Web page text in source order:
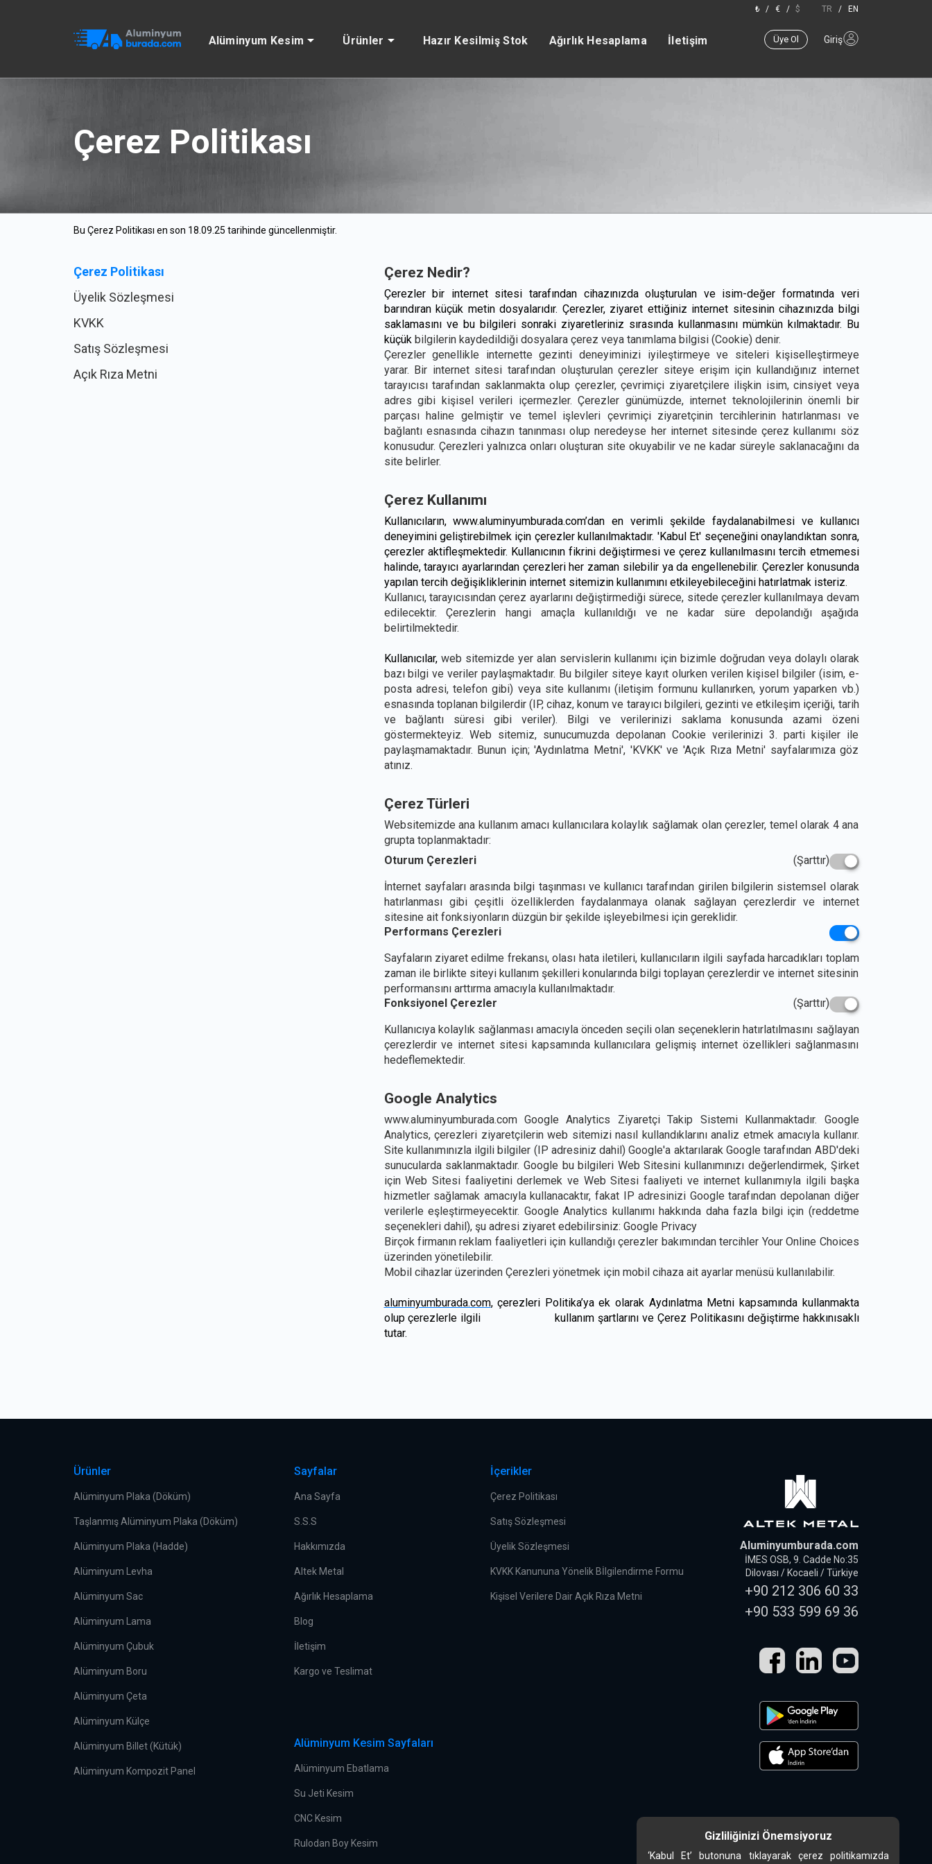
₺ / € / $ TR / EN
Alüminyum Kesim Ürünler Hazır Kesilmiş Stok Ağırlık Hesaplama İletişim Üye Ol Giriş
Çerez Politikası
Bu Çerez Politikası en son 18.09.25 tarihinde güncellenmiştir.
Çerez Politikası
Üyelik Sözleşmesi
KVKK
Satış Sözleşmesi
Açık Rıza Metni
Çerez Nedir?
Çerezler bir internet sitesi tarafından cihazınızda oluşturulan ve isim-değer formatında veri
barındıran küçük metin dosyalarıdır. Çerezler, ziyaret ettiğiniz internet sitesinin cihazınızda bilgi
saklamasını ve bu bilgileri sonraki ziyaretleriniz sırasında kullanmasını mümkün kılmaktadır. Bu
küçük bilgilerin kaydedildiği dosyalara çerez veya tanımlama bilgisi (Cookie) denir.
Çerezler genellikle internette gezinti deneyiminizi iyileştirmeye ve siteleri kişiselleştirmeye
yarar. Bir internet sitesi tarafından oluşturulan çerezler siteye erişim için kullandığınız internet
tarayıcısı tarafından saklanmakta olup çerezler, çevrimiçi ziyaretçilere ilişkin isim, cinsiyet veya
adres gibi kişisel verileri içermezler. Çerezler günümüzde, internet teknolojilerinin önemli bir
parçası haline gelmiştir ve temel işlevleri çevrimiçi ziyaretçinin tercihlerinin hatırlanması ve
bağlantı esnasında cihazın tanınması olup neredeyse her internet sitesinde çerez kullanımı söz
konusudur. Çerezleri yalnızca onları oluşturan site okuyabilir ve ne kadar süreyle saklanacağını da
site belirler.
Çerez Kullanımı
Kullanıcıların, www.aluminyumburada.com’dan en verimli şekilde faydalanabilmesi ve kullanıcı
deneyimini geliştirebilmek için çerezler kullanılmaktadır. 'Kabul Et' seçeneğini onaylandıktan sonra,
çerezler aktifleşmektedir. Kullanıcının fikrini değiştirmesi ve çerez kullanılmasını tercih etmemesi
halinde, tarayıcı ayarlarından çerezleri her zaman silebilir ya da engellenebilir. Çerezler konusunda
yapılan tercih değişikliklerinin internet sitemizin kullanımını etkileyebileceğini hatırlatmak isteriz.
Kullanıcı, tarayıcısından çerez ayarlarını değiştirmediği sürece, sitede çerezler kullanılmaya devam
edilecektir. Çerezlerin hangi amaçla kullanıldığı ve ne kadar süre depolandığı aşağıda
belirtilmektedir.
Kullanıcılar, web sitemizde yer alan servislerin kullanımı için bizimle doğrudan veya dolaylı olarak
bazı bilgi ve veriler paylaşmaktadır. Bu bilgiler siteye kayıt olurken verilen kişisel bilgiler (isim, e-
posta adresi, telefon gibi) veya site kullanımı (iletişim formunu kullanırken, yorum yaparken vb.)
esnasında toplanan bilgilerdir (IP, cihaz, konum ve tarayıcı bilgileri, gezinti ve etkileşim içeriği, tarih
ve bağlantı süresi gibi veriler). Bilgi ve verilerinizi saklama konusunda azami özeni
göstermekteyiz. Web sitemiz, sunucumuzda depolanan Cookie verilerinizi 3. parti kişiler ile
paylaşmamaktadır. Bunun için; 'Aydınlatma Metni', 'KVKK' ve 'Açık Rıza Metni' sayfalarımıza göz
atınız.
Çerez Türleri
Websitemizde ana kullanım amacı kullanıcılara kolaylık sağlamak olan çerezler, temel olarak 4 ana
grupta toplanmaktadır:
Oturum Çerezleri
(Şarttır)
İnternet sayfaları arasında bilgi taşınması ve kullanıcı tarafından girilen bilgilerin sistemsel olarak
hatırlanması gibi çeşitli özelliklerden faydalanmaya olanak sağlayan çerezlerdir ve internet
sitesine ait fonksiyonların düzgün bir şekilde işleyebilmesi için gereklidir.
Performans Çerezleri
Sayfaların ziyaret edilme frekansı, olası hata iletileri, kullanıcıların ilgili sayfada harcadıkları toplam
zaman ile birlikte siteyi kullanım şekilleri konularında bilgi toplayan çerezlerdir ve internet sitesinin
performansını arttırma amacıyla kullanılmaktadır.
Fonksiyonel Çerezler
(Şarttır)
Kullanıcıya kolaylık sağlanması amacıyla önceden seçili olan seçeneklerin hatırlatılmasını sağlayan
çerezlerdir ve internet sitesi kapsamında kullanıcılara gelişmiş internet özellikleri sağlanmasını
hedeflemektedir.
Google Analytics
www.aluminyumburada.com Google Analytics Ziyaretçi Takip Sistemi Kullanmaktadır. Google
Analytics, çerezleri ziyaretçilerin web sitemizi nasıl kullandıklarını analiz etmek amacıyla kullanır.
Site kullanımınızla ilgili bilgiler (IP adresiniz dahil) Google'a aktarılarak Google tarafından ABD'deki
sunucularda saklanmaktadır. Google bu bilgileri Web Sitesini kullanımınızı değerlendirmek, Şirket
için Web Sitesi faaliyetini derlemek ve Web Sitesi faaliyeti ve internet kullanımıyla ilgili başka
hizmetler sağlamak amacıyla kullanacaktır, fakat IP adresinizi Google tarafından depolanan diğer
verilerle eşleştirmeyecektir. Google Analytics kullanımı hakkında daha fazla bilgi için (reddetme
seçenekleri dahil), şu adresi ziyaret edebilirsiniz: Google Privacy
Birçok firmanın reklam faaliyetleri için kullandığı çerezler bakımından tercihler Your Online Choices
üzerinden yönetilebilir.
Mobil cihazlar üzerinden Çerezleri yönetmek için mobil cihaza ait ayarlar menüsü kullanılabilir.
aluminyumburada.com,çerezleri Politika’ya ek olarak Aydınlatma Metni kapsamında kullanmakta
olup çerezlerle ilgili kullanım şartlarını ve Çerez Politikasını değiştirme hakkınısaklı
tutar.
Ürünler
Alüminyum Plaka (Döküm)
Taşlanmış Alüminyum Plaka (Döküm)
Alüminyum Plaka (Hadde)
Alüminyum Levha
Alüminyum Sac
Alüminyum Lama
Alüminyum Çubuk
Alüminyum Boru
Alüminyum Çeta
Alüminyum Külçe
Alüminyum Billet (Kütük)
Alüminyum Kompozit Panel
Sayfalar
Ana Sayfa
S.S.S
Hakkımızda
Altek Metal
Ağırlık Hesaplama
Blog
İletişim
Kargo ve Teslimat
Alüminyum Kesim Sayfaları
Alüminyum Ebatlama
Su Jeti Kesim
CNC Kesim
Rulodan Boy Kesim
İçerikler
Çerez Politikası
Satış Sözleşmesi
Üyelik Sözleşmesi
KVKK Kanununa Yönelik Bİlgilendirme Formu
Kişisel Verilere Dair Açık Rıza Metni
Aluminyumburada.com
İMES OSB, 9. Cadde No:35
Dilovası / Kocaeli / Türkiye
+90 212 306 60 33
+90 533 599 69 36
Gizliliğinizi Önemsiyoruz
‘Kabul Et’ butonuna tıklayarak çerez politikamızda